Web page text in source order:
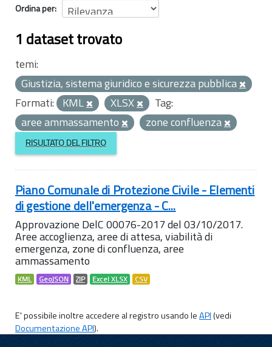
Ordina per
1 dataset trovato
temi:
Giustizia, sistema giuridico e sicurezza pubblica
Formati: KML XLSX
Tag:
aree ammassamento
zone confluenza
RISULTATO DEL FILTRO
Piano Comunale di Protezione Civile - Elementi
di gestione dell'emergenza - C...
Approvazione DelC 00076-2017 del 03/10/2017.
Aree accoglienza, aree di attesa, viabilità di
emergenza, zone di confluenza, aree
ammassamento
KML GeoJSON ZIP Excel XLSX CSV
E' possibile inoltre accedere al registro usando leAPI(vedi
Documentazione API).